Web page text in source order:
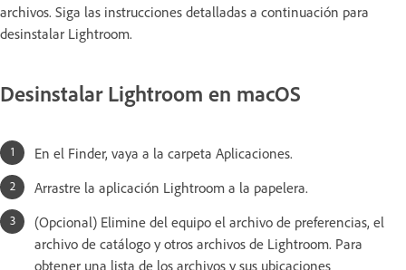
archivos. Siga las instrucciones detalladas a continuación para
desinstalar Lightroom.
Desinstalar Lightroom en macOS
En el Finder, vaya a la carpeta Aplicaciones.
Arrastre la aplicación Lightroom a la papelera.
(Opcional) Elimine del equipo el archivo de preferencias, el
archivo de catálogo y otros archivos de Lightroom. Para
obtener una lista de los archivos y sus ubicaciones